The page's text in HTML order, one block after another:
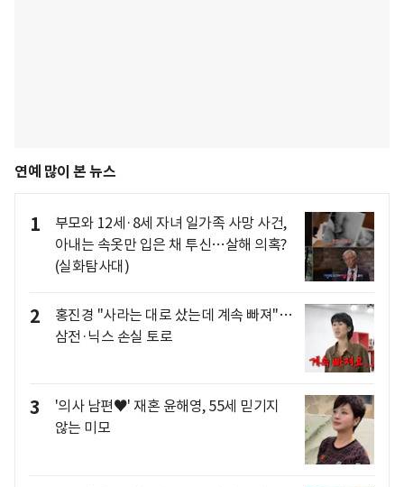
연예 많이 본 뉴스
1
부모와 12세·8세 자녀 일가족 사망 사건,
아내는 속옷만 입은 채 투신…살해 의혹?
(실화탐사대)
2
홍진경 "사라는 대로 샀는데 계속 빠져"…
삼전·닉스 손실 토로
3
'의사 남편♥' 재혼 윤해영, 55세 믿기지
않는 미모